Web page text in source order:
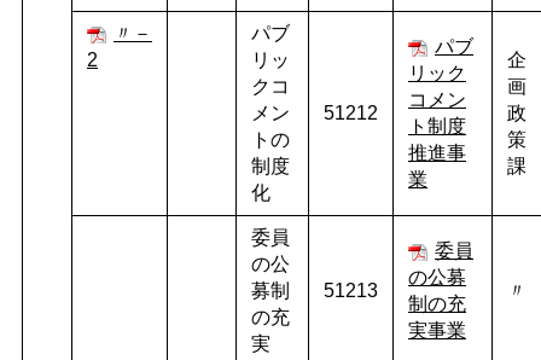
〃－
2
パブ
リッ
クコ
メン
トの
制度
化
51212
パブ
リック
コメン
ト制度
推進事
業
企
画
政
策
課
委員
の公
募制
の充
実
51213
委員
の公募
制の充
実事業
〃